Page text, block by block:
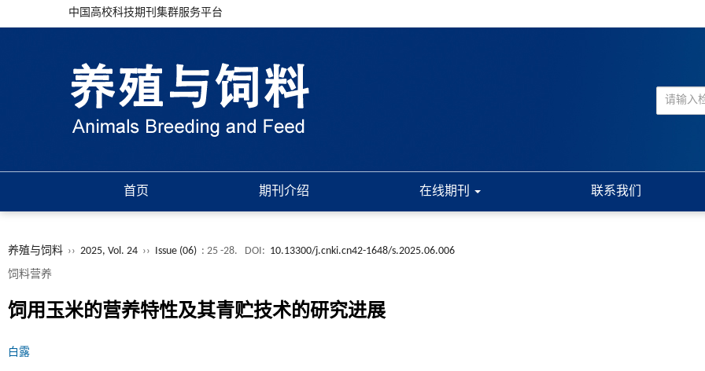
中国高校科技期刊集群服务平台
首页 期刊介绍 在线期刊 联系我们
养殖与饲料 ›› 2025, Vol. 24 ›› Issue (06) : 25 -28. DOI: 10.13300/j.cnki.cn42-1648/s.2025.06.006
饲料营养
饲用玉米的营养特性及其青贮技术的研究进展
白露